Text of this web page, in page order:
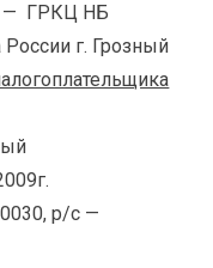
— ГРКЦ НБ
г. Грозный
р/с —